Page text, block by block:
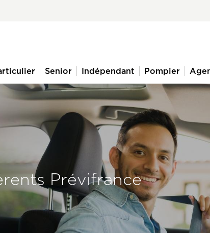
Senior Indépendant Pompier
Prévifrance